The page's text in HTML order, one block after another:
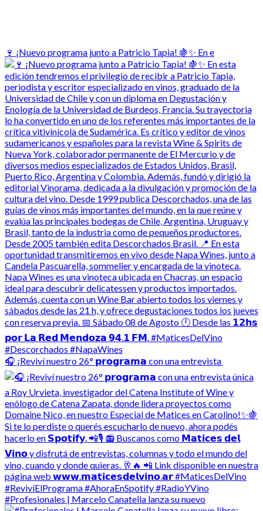
🍷 ¡Nuevo programa junto a Patricio Tapia! 🍇✨ En e
🎧 ¡Reviví nuestro 26° 𝗽𝗿𝗼𝗴𝗿𝗮𝗺𝗮 con una entrevista
#Profesionales | Marcelo Canatella lanza su nuevo